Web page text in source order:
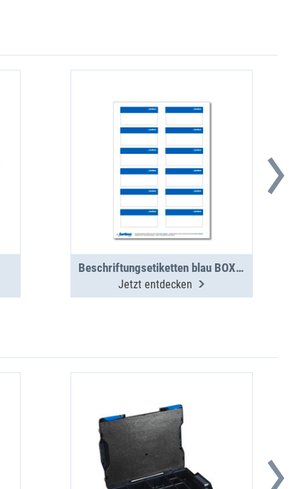
Beschriftungsetiketten blau BOXX/Koffer/Clip 12 St. (1 Bogen)
Jetzt entdecken